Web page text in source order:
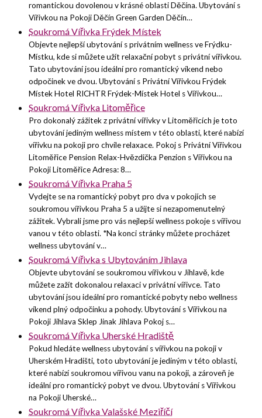
romantickou dovolenou v krásné oblasti Děčína. Ubytování s
Vířivkou na Pokoji Děčín Green Garden Děčín…
Soukromá Vířivka Frýdek Místek
Objevte nejlepší ubytování s privátním wellness ve Frýdku-
Místku, kde si můžete užít relaxační pobyt s privátní vířivkou.
Tato ubytování jsou ideální pro romantický víkend nebo
odpočinek ve dvou. Ubytování s Privátní Vířivkou Frýdek
Místek Hotel RICHTR Frýdek-Místek Hotel s Vířivkou…
Soukromá Vířivka Litoměřice
Pro dokonalý zážitek z privátní vířivky v Litoměřicích je toto
ubytování jediným wellness místem v této oblasti, které nabízí
vířivku na pokoji pro chvíle relaxace. Pokoj s Privátní Vířivkou
Litoměřice Pension Relax-Hvězdička Penzion s Vířivkou na
Pokoji Litoměřice Adresa: 8…
Soukromá Vířivka Praha 5
Vydejte se na romantický pobyt pro dva v pokojích se
soukromou vířivkou Praha 5 a užijte si nezapomenutelný
zážitek. Vybrali jsme pro vás nejlepší wellness pokoje s vířivou
vanou v této oblasti. *Na konci stránky můžete procházet
wellness ubytování v…
Soukromá Vířivka s Ubytováním Jihlava
Objevte ubytování se soukromou vířivkou v Jihlavě, kde
můžete zažít dokonalou relaxaci v privátní vířivce. Tato
ubytování jsou ideální pro romantické pobyty nebo wellness
víkend plný odpočinku a pohody. Ubytování s Vířivkou na
Pokoji Jihlava Sklep Jinak Jihlava Pokoj s…
Soukromá Vířivka Uherské Hradiště
Pokud hledáte wellness ubytování s vířivkou na pokoji v
Uherském Hradišti, toto ubytování je jediným v této oblasti,
které nabízí soukromou vířivou vanu na pokoji, a zároveň je
ideální pro romantický pobyt ve dvou. Ubytování s Vířivkou
na Pokoji Uherské…
Soukromá Vířivka Valašské Meziříčí